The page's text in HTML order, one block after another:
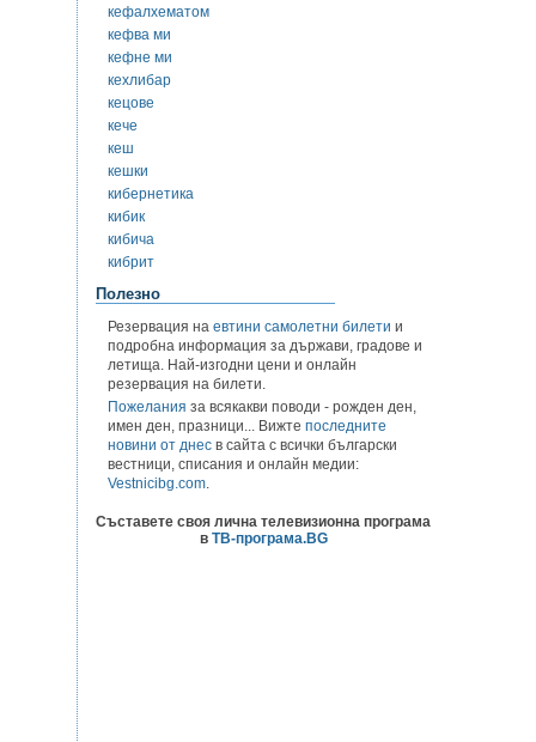
кефалхематом
кефва ми
кефне ми
кехлибар
кецове
кече
кеш
кешки
кибернетика
кибик
кибича
кибрит
Полезно
Резервация на евтини самолетни билети и
подробна информация за държави, градове и
летища. Най-изгодни цени и онлайн
резервация на билети.
Пожелания за всякакви поводи - рожден ден,
имен ден, празници... Вижте последните
новини от днес в сайта с всички български
вестници, списания и онлайн медии:
Vestnicibg.com.
Съставете своя лична телевизионна програма
в ТВ-програма.BG